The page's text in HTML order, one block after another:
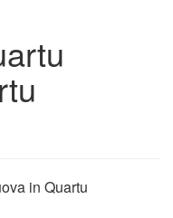
in Quartu